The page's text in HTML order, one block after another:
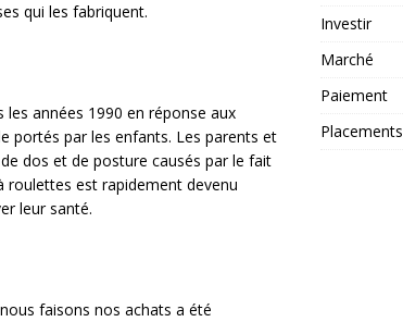
qui les fabriquent.
années 1990 en réponse aux
portés par les enfants. Les parents et
dos et de posture causés par le fait
roulettes est rapidement devenu
leur santé.
faisons nos achats a été
Investir
Marché
Paiement
Placements